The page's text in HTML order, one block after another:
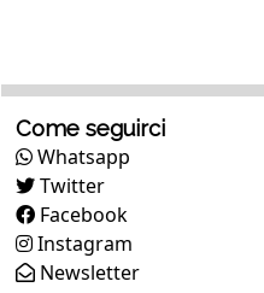
Come seguirci
Whatsapp
Twitter
Facebook
Instagram
Newsletter